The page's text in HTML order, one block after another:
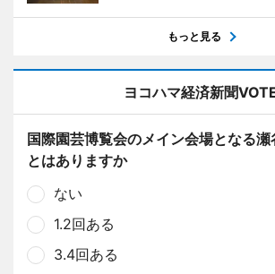
もっと見る
ヨコハマ経済新聞
国際園芸博覧会のメイン会場となる瀬
とはありますか
ない
1.2回ある
3.4回ある